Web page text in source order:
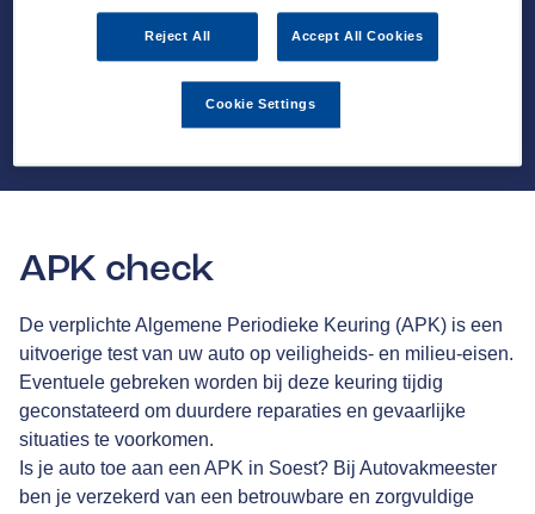
Reject All Accept All Cookies
Cookie Settings
APK check
De verplichte Algemene Periodieke Keuring (APK) is een
uitvoerige test van uw auto op veiligheids- en milieu-eisen.
Eventuele gebreken worden bij deze keuring tijdig
geconstateerd om duurdere reparaties en gevaarlijke
situaties te voorkomen.
Is je auto toe aan een APK in Soest? Bij Autovakmeester
ben je verzekerd van een betrouwbare en zorgvuldige